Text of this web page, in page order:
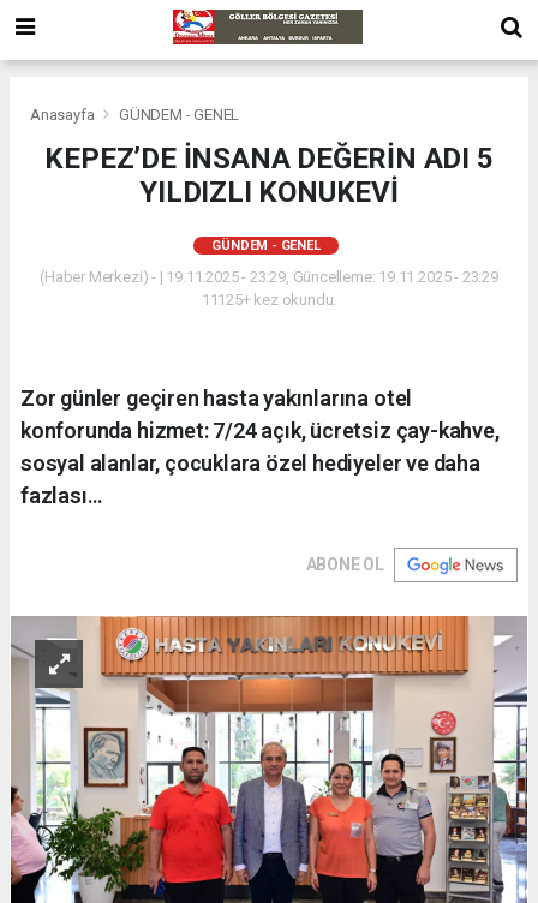
Anasayfa GÜNDEM - GENEL
KEPEZ’DE İNSANA DEĞERİN ADI 5
YILDIZLI KONUKEVİ
GÜNDEM - GENEL
(Haber Merkezi) - | 19.11.2025 - 23:29, Güncelleme: 19.11.2025 - 23:29
11125+ kez okundu.
Zor günler geçiren hasta yakınlarına otel
konforunda hizmet: 7/24 açık, ücretsiz çay-kahve,
sosyal alanlar, çocuklara özel hediyeler ve daha
fazlası…
ABONE OL